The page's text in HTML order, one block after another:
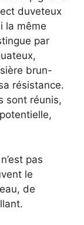
duveteux
la même
par
brun-
résistance.
sont réunis,
pas
le
de